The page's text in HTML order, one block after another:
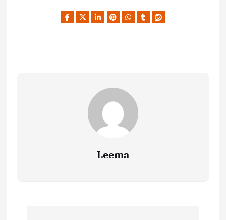
Leema